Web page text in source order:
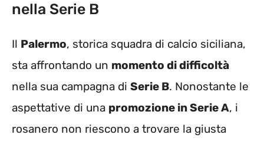
nella Serie B
Il Palermo, storica squadra di calcio siciliana,
sta affrontando un momento di difficoltà
nella sua campagna di Serie B. Nonostante le
aspettative di una promozione in Serie A, i
rosanero non riescono a trovare la giusta